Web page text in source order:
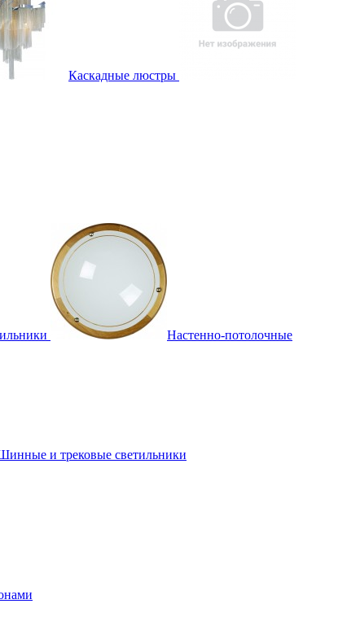
Каскадные люстры
Настенно-потолочные
и трековые светильники